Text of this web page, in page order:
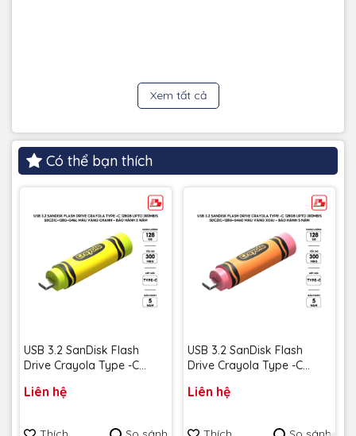
sẵn sàng để bạn chinh phục mọi thử thách! 🚀🎮🔥
Xem tất cả
Có thể bạn thích
USB 3.2 SanDisk Flash
Drive Crayola Type -C
SDCZIC-128G-G46L màu
năm
Liên hệ
USB 3.2 SanDisk Flash
Drive Crayola Type -C
SDCZIC-128G-G46O màu
năm
Liên hệ